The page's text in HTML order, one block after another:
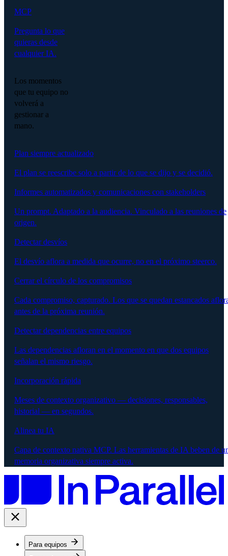
MCP
Pregunta lo que
quieras desde
cualquier IA.
Los momentos
que tu equipo no
volverá a
gestionar a
mano.
Plan siempre actualizado
El plan se reescribe solo a partir de lo que se dijo y se decidió.
Informes automatizados y comunicaciones con stakeholders
Un prompt. Adaptado a la audiencia. Vinculado a las reuniones de
origen.
Detectar desvíos
El desvío aflora a medida que ocurre, no en el próximo steerco.
Cerrar el círculo de los compromisos
Cada compromiso, capturado. Los que se quedan estancados
antes de la próxima reunión.
Detectar dependencias entre equipos
Las dependencias afloran en el momento en que dos equipos
señalan el mismo riesgo.
Incorporación rápida
Meses de contexto organizativo — decisiones, responsables,
historial — en segundos.
Alinea tu IA
Capa de contexto nativa MCP. Las herramientas de IA beben de
memoria organizativa siempre activa.
Para equipos